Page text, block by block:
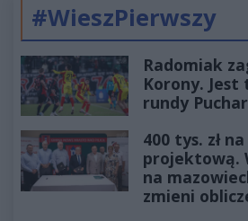
#WieszPierwszy
Radomiak
Korony.
rundy
400 tys. zł
projektową.
na
zmieni